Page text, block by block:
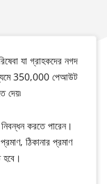
যা গ্রাহকদের নগদ
350,000 পেআউট
দেয়৷
করতে পারেন।
ঠিকানার প্রমাণ
হবে।